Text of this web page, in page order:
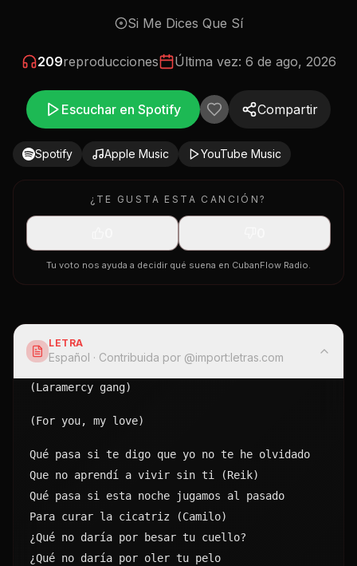
Si Me Dices Que Sí
209reproducciones Última vez: 6 de ago, 2026
Escuchar en Spotify Compartir
Spotify Apple Music YouTube Music
¿TE GUSTA ESTA CANCIÓN?
Tu voto nos ayuda a decidir qué suena en CubanFlow Radio.
LETRA
Español · Contribuida por @import:letras.com
(Laramercy gang)
(For you, my love)
Qué pasa si te digo que yo no te he olvidado
Que no aprendí a vivir sin ti (Reik)
Qué pasa si esta noche jugamos al pasado
Para curar la cicatriz (Camilo)
¿Qué no daría por besar tu cuello?
¿Qué no daría por oler tu pelo